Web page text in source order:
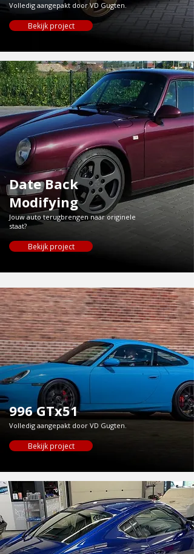
Volledig aangepakt door VD Gugten.
Bekijk project
Date Back
Modifying
Jouw auto terugbrengen naar originele
staat?
Bekijk project
996 GTx51
Volledig aangepakt door VD Gugten.
Bekijk project